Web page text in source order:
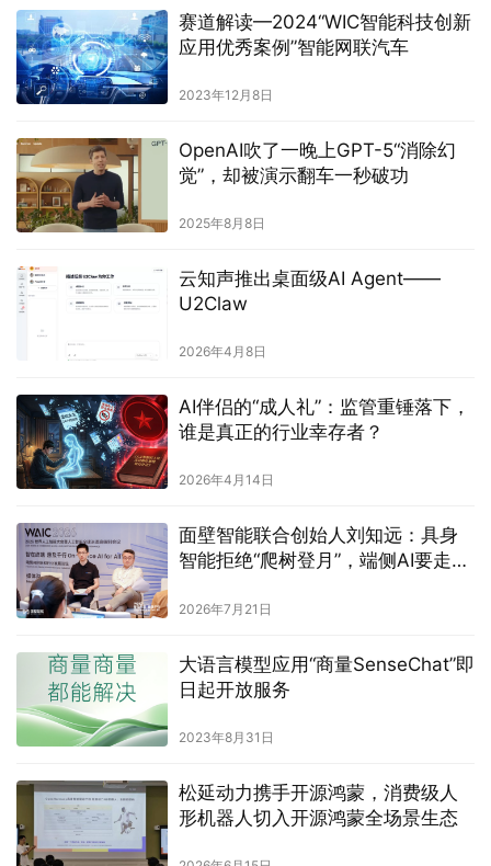
赛道解读—2024“WIC智能科技创新
应用优秀案例”智能网联汽车
2023年12月8日
OpenAI吹了一晚上GPT-5“消除幻
觉”，却被演示翻车一秒破功
2025年8月8日
云知声推出桌面级AI Agent——
U2Claw
2026年4月8日
AI伴侣的“成人礼”：监管重锤落下，
谁是真正的行业幸存者？
2026年4月14日
面壁智能联合创始人刘知远：具身
智能拒绝“爬树登月”，端侧AI要走
2026年7月21日
大语言模型应用“商量SenseChat”即
日起开放服务
2023年8月31日
松延动力携手开源鸿蒙，消费级人
形机器人切入开源鸿蒙全场景生态